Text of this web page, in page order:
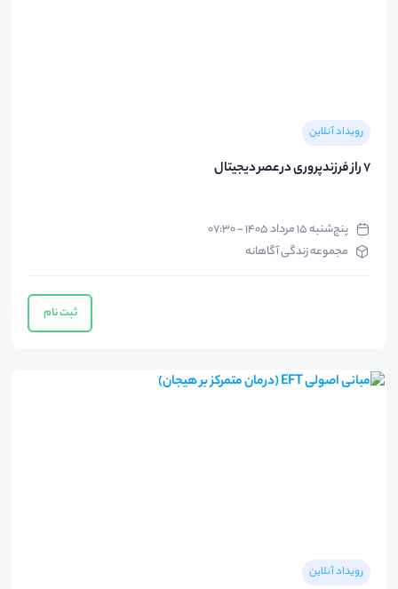
رویداد آنلاین
۷ راز فرزندپروری در عصر دیجیتال
پنج‌شنبه ۱۵ مرداد ۱۴۰۵ - ۰۷:۳۰
مجموعه زندگی آگاهانه
ثبت نام
رویداد آنلاین